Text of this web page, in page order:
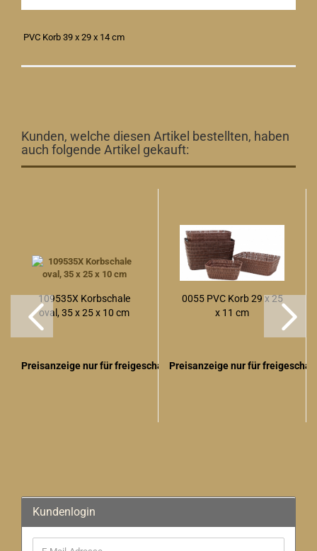
PVC Korb 39 x 29 x 14 cm
Kunden, welche diesen Artikel bestellten, haben
auch folgende Artikel gekauft:
109535X Korbschale
oval, 35 x 25 x 10 cm
Preisanzeige nur für freigeschaltete Kunden
0055 PVC Korb 29 x 25
x 11 cm
Preisanzeige nur für
Kundenlogin